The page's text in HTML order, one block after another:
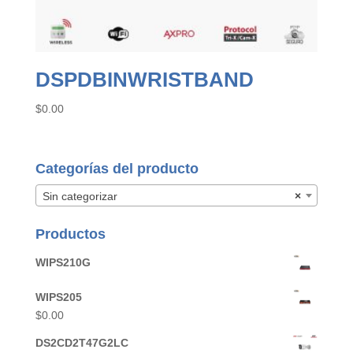
DSPDBINWRISTBAND
$0.00
Categorías del producto
×
Sin categorizar
Productos
WIPS210G
WIPS205
$0.00
DS2CD2T47G2LC